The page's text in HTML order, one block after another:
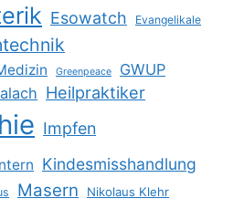
Esowatch Evangelikale
Greenpeace GWUP
Heilpraktiker
Impfen
Kindesmisshandlung
Masern Nikolaus Klehr